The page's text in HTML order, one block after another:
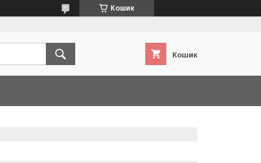
Кошик
Кошик